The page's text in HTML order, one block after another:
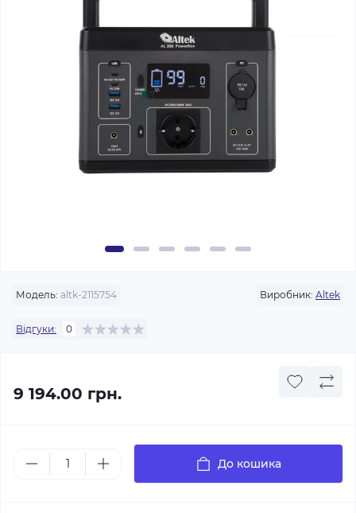
Модель: altk-2115754 Виробник: Altek
Відгуки: 0
9 194.00 грн.
До кошика